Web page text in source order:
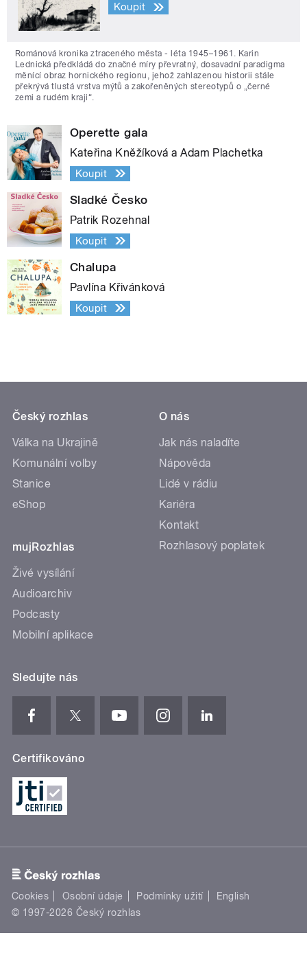
Koupit
Románová kronika ztraceného města - léta 1945–1961. Karin
Lednická předkládá do značné míry převratný, dosavadní paradigma
měnící obraz hornického regionu, jehož zahlazenou historii stále
překrývá tlustá vrstva mýtů a zakořeněných stereotypů o „černé
zemi a rudém kraji“.
Operette gala
Kateřina Kněžíková a Adam Plachetka
Koupit
Sladké Česko
Patrik Rozehnal
Koupit
Chalupa
Pavlína Křivánková
Koupit
Český rozhlas
Válka na Ukrajině
Komunální volby
Stanice
eShop
mujRozhlas
Živé vysílání
Audioarchiv
Podcasty
Mobilní aplikace
O nás
Jak nás naladíte
Nápověda
Lidé v rádiu
Kariéra
Kontakt
Rozhlasový poplatek
Sledujte nás
Certifikováno
Cookies Osobní údaje Podmínky užití
English
© 1997-2026 Český rozhlas